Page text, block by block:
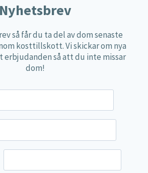
Institutet
Nyhetsbrev
så får du ta del av dom senaste
kosttillskott. Vi skickar om nya
erbjudanden så att du inte missar
dom!